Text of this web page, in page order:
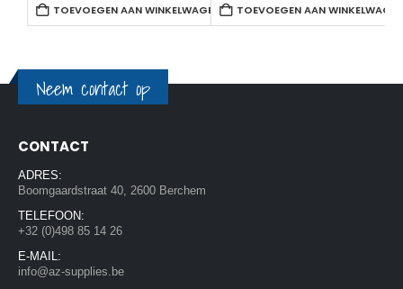
TOEVOEGEN AAN WINKELWAGEN TOEVOEGEN AAN
Neem contact op
CONTACT
ADRES:
Boomgaardstraat 40, 2600 Berchem
TELEFOON:
+32 (0)498 85 14 26
E-MAIL:
info@az-supplies.be